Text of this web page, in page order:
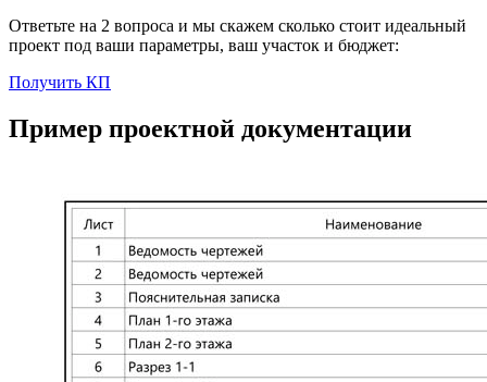
Ответьте на 2 вопроса и мы скажем сколько стоит идеальный
проект под ваши параметры, ваш участок и бюджет:
Получить КП
Пример проектной документации